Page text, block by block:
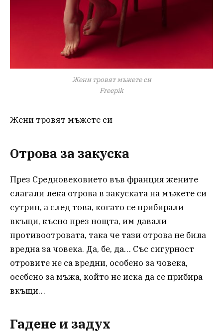
Жени тровят мъжете си
Freepik
Жени тровят мъжете си
Отрова за закуска
През Средновековието във франция жените
слагали лека отрова в закуската на мъжете си
сутрин, а след това, когато се прибирали
вкъщи, късно през нощта, им давали
противоотровата, така че тази отрова не била
вредна за човека. Да, бе, да… Със сигурност
отровите не са вредни, особено за човека,
осебено за мъжа, който не иска да се прибира
вкъщи…
Гадене и задух